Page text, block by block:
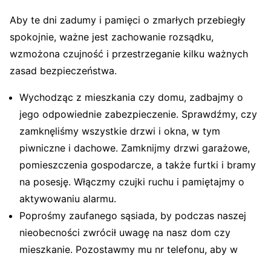
Aby te dni zadumy i pamięci o zmarłych przebiegły
spokojnie, ważne jest zachowanie rozsądku,
wzmożona czujność i przestrzeganie kilku ważnych
zasad bezpieczeństwa.
Wychodząc z mieszkania czy domu, zadbajmy o
jego odpowiednie zabezpieczenie. Sprawdźmy, czy
zamknęliśmy wszystkie drzwi i okna, w tym
piwniczne i dachowe. Zamknijmy drzwi garażowe,
pomieszczenia gospodarcze, a także furtki i bramy
na posesję. Włączmy czujki ruchu i pamiętajmy o
aktywowaniu alarmu.
Poprośmy zaufanego sąsiada, by podczas naszej
nieobecności zwrócił uwagę na nasz dom czy
mieszkanie. Pozostawmy mu nr telefonu, aby w